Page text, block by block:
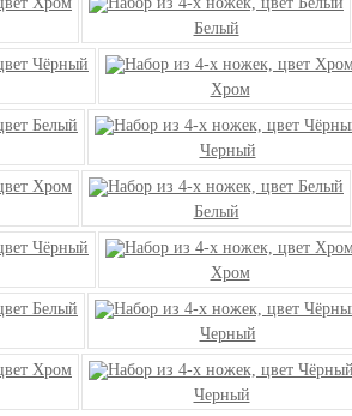
Белый
Хром
Черный
Белый
Хром
Черный
Черный